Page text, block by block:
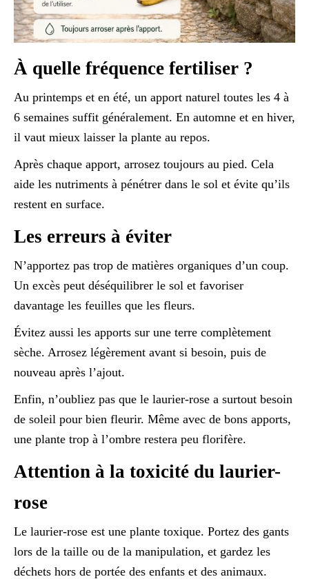
À quelle fréquence fertiliser ?
Au printemps et en été, un apport naturel toutes les 4 à
6 semaines suffit généralement. En automne et en hiver,
il vaut mieux laisser la plante au repos.
Après chaque apport, arrosez toujours au pied. Cela
aide les nutriments à pénétrer dans le sol et évite qu’ils
restent en surface.
Les erreurs à éviter
N’apportez pas trop de matières organiques d’un coup.
Un excès peut déséquilibrer le sol et favoriser
davantage les feuilles que les fleurs.
Évitez aussi les apports sur une terre complètement
sèche. Arrosez légèrement avant si besoin, puis de
nouveau après l’ajout.
Enfin, n’oubliez pas que le laurier-rose a surtout besoin
de soleil pour bien fleurir. Même avec de bons apports,
une plante trop à l’ombre restera peu florifère.
Attention à la toxicité du laurier-
rose
Le laurier-rose est une plante toxique. Portez des gants
lors de la taille ou de la manipulation, et gardez les
déchets hors de portée des enfants et des animaux.